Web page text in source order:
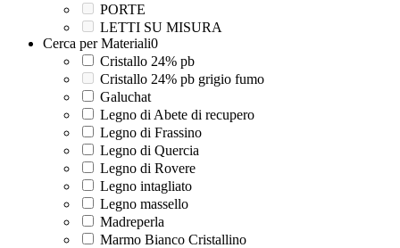
PORTE
LETTI SU MISURA
Cerca per Materiali0
Cristallo 24% pb
Cristallo 24% pb grigio fumo
Galuchat
Legno di Abete di recupero
Legno di Frassino
Legno di Quercia
Legno di Rovere
Legno intagliato
Legno massello
Madreperla
Marmo Bianco Cristallino